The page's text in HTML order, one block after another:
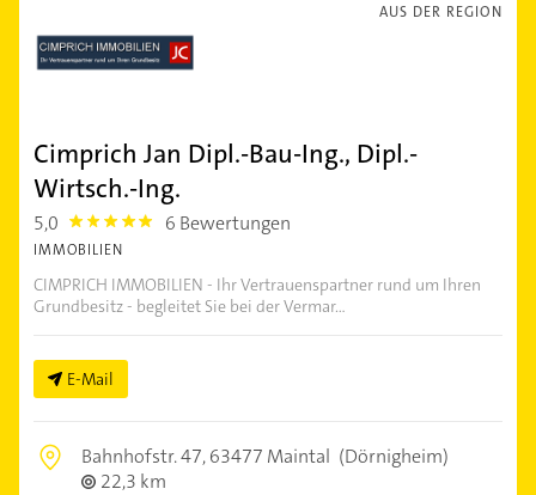
AUS DER REGION
Cimprich Jan Dipl.-Bau-Ing., Dipl.-
Wirtsch.-Ing.
5,0 5.0 6 Bewertungen
IMMOBILIEN
CIMPRICH IMMOBILIEN - Ihr Vertrauenspartner rund um Ihren
Grundbesitz - begleitet Sie bei der Vermar...
E-Mail
Bahnhofstr. 47,63477 Maintal (Dörnigheim)
22,3 km